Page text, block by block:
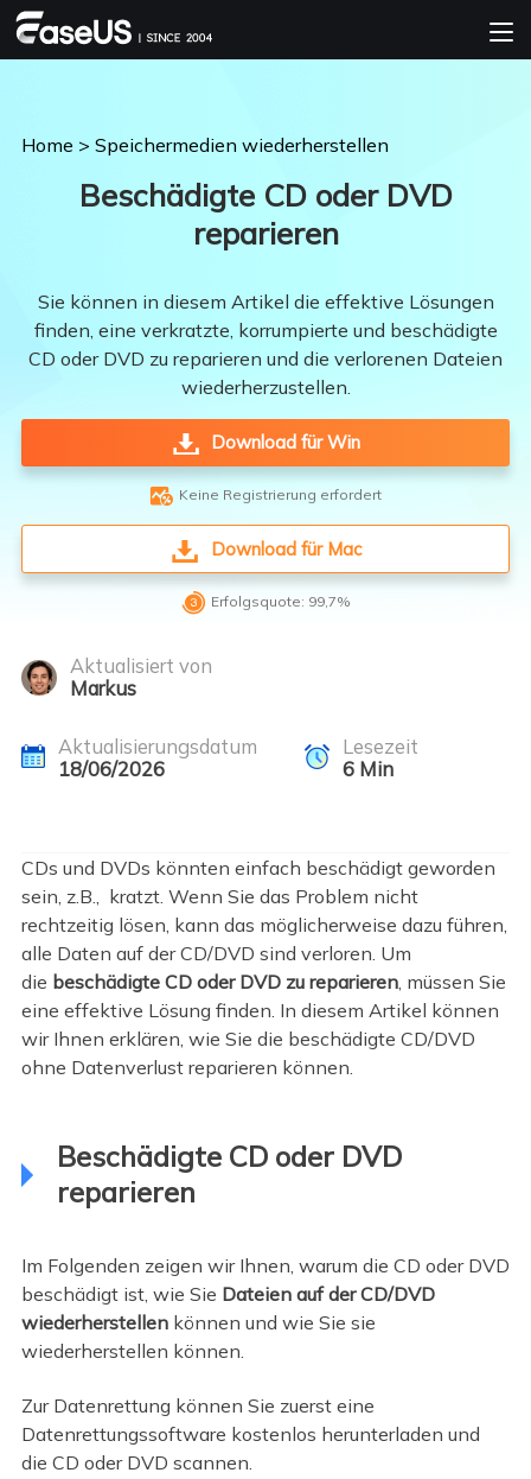
Home > Speichermedien wiederherstellen
Beschädigte CD oder DVD
reparieren
Sie können in diesem Artikel die effektive Lösungen
finden, eine verkratzte, korrumpierte und beschädigte
CD oder DVD zu reparieren und die verlorenen Dateien
wiederherzustellen.
Download für Win
 Keine Registrierung erfordert
Download für Mac
 Erfolgsquote: 99,7%
Aktualisiert von
Markus
Aktualisierungsdatum
18/06/2026
Lesezeit
6Min
CDs und DVDs könnten einfach beschädigt geworden
sein, z.B., kratzt. Wenn Sie das Problem nicht
rechtzeitig lösen, kann das möglicherweise dazu führen,
alle Daten auf der CD/DVD sind verloren. Um
die beschädigte CD oder DVD zu reparieren, müssen Sie
eine effektive Lösung finden. In diesem Artikel können
wir Ihnen erklären, wie Sie die beschädigte CD/DVD
ohne Datenverlust reparieren können.
Beschädigte CD oder DVD
reparieren
Im Folgenden zeigen wir Ihnen, warum die CD oder DVD
beschädigt ist, wie Sie Dateien auf der CD/DVD
wiederherstellenkönnen und wie Sie sie
wiederherstellen können.
Zur Datenrettung können Sie zuerst eine
Datenrettungssoftware kostenlos herunterladen und
die CD oder DVD scannen.